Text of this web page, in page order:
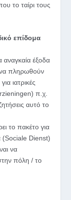
το ταίρι τους
επίδομα
αναγκαία έξοδα
πληρωθούν
ιατρικές
π.χ.
αυτό το
το πακέτο για
(Sociale Dienst)
να
πόλη / το